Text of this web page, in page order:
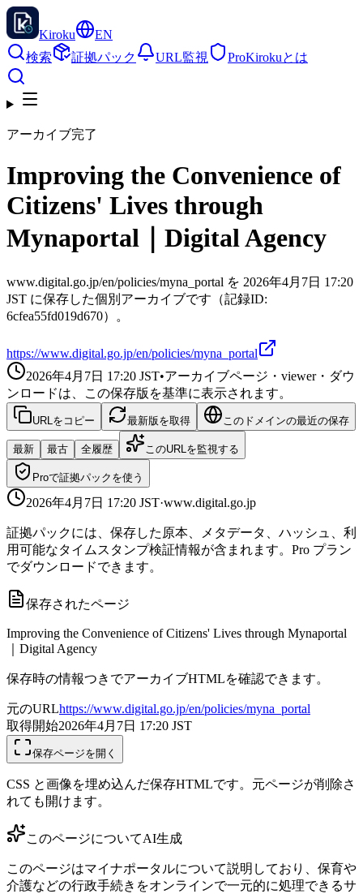
Kiroku
EN
検索
証拠パック URL監視 ProKirokuとは
アーカイブ完了
Improving the Convenience of
Citizens' Lives through
Mynaportal｜Digital Agency
www.digital.go.jp/en/policies/myna_portal を 2026年4月7日 17:20
JST に保存した個別アーカイブです（記録ID:
6cfea55fd019d670）。
https://www.digital.go.jp/en/policies/myna_portal
2026年4月7日 17:20 JST•アーカイブページ・viewer・ダウ
ンロードは、この保存版を基準に表示されます。
URLをコピー 最新版を取得 このドメインの最近の保存
最新 最古 全履歴 このURLを監視する
Proで証拠パックを使う
2026年4月7日 17:20 JST·www.digital.go.jp
証拠パックには、保存した原本、メタデータ、ハッシュ、利
用可能なタイムスタンプ検証情報が含まれます。Pro プラン
でダウンロードできます。
保存されたページ
Improving the Convenience of Citizens' Lives through Mynaportal
｜Digital Agency
保存時の情報つきでアーカイブHTMLを確認できます。
元のURLhttps://www.digital.go.jp/en/policies/myna_portal
取得開始2026年4月7日 17:20 JST
保存ページを開く
CSS と画像を埋め込んだ保存HTMLです。元ページが削除さ
れても開けます。
このページについてAI生成
このページはマイナポータルについて説明しており、保育や
介護などの行政手続きをオンラインで一元的に処理できるサ